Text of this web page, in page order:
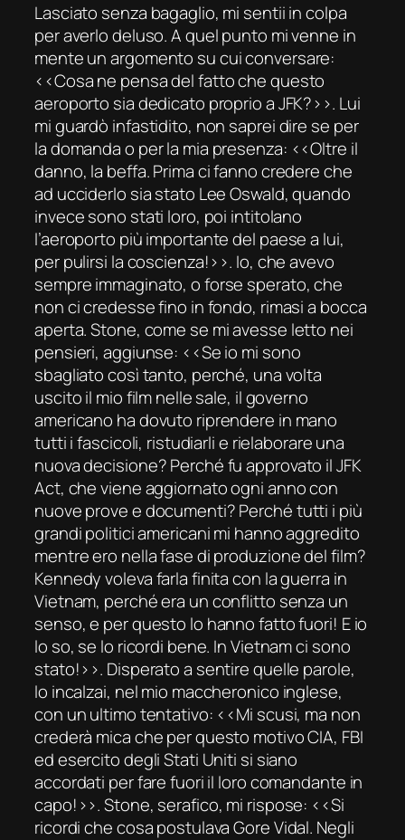
Lasciato senza bagaglio, mi sentii in colpa
per averlo deluso. A quel punto mi venne in
mente un argomento su cui conversare:
‹‹Cosa ne pensa del fatto che questo
aeroporto sia dedicato proprio a JFK?››. Lui
mi guardò infastidito, non saprei dire se per
la domanda o per la mia presenza: ‹‹Oltre il
danno, la beffa. Prima ci fanno credere che
ad ucciderlo sia stato Lee Oswald, quando
invece sono stati loro, poi intitolano
l’aeroporto più importante del paese a lui,
per pulirsi la coscienza!››. Io, che avevo
sempre immaginato, o forse sperato, che
non ci credesse fino in fondo, rimasi a bocca
aperta. Stone, come se mi avesse letto nei
pensieri, aggiunse: ‹‹Se io mi sono
sbagliato così tanto, perché, una volta
uscito il mio film nelle sale, il governo
americano ha dovuto riprendere in mano
tutti i fascicoli, ristudiarli e rielaborare una
nuova decisione? Perché fu approvato ilJFK
Act, che viene aggiornato ogni anno con
nuove prove e documenti? Perché tutti i più
grandi politici americani mi hanno aggredito
mentre ero nella fase di produzione del film?
Kennedy voleva farla finita con la guerra in
Vietnam, perché era un conflitto senza un
senso, e per questo lo hanno fatto fuori! E io
lo so, se lo ricordi bene. In Vietnam ci sono
stato!››. Disperato a sentire quelle parole,
lo incalzai, nel mio maccheronico inglese,
con un ultimo tentativo: ‹‹Mi scusi, ma non
crederà mica che per questo motivo CIA, FBI
ed esercito degli Stati Uniti si siano
accordati per fare fuori il loro comandante in
capo!››. Stone, serafico, mi rispose: ‹‹Si
ricordi che cosa postulava Gore Vidal. Negli